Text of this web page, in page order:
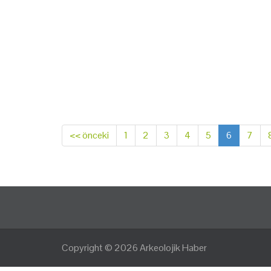
<< önceki 1 2 3 4 5 6 7
Copyright © 2026Arkeolojik Haber